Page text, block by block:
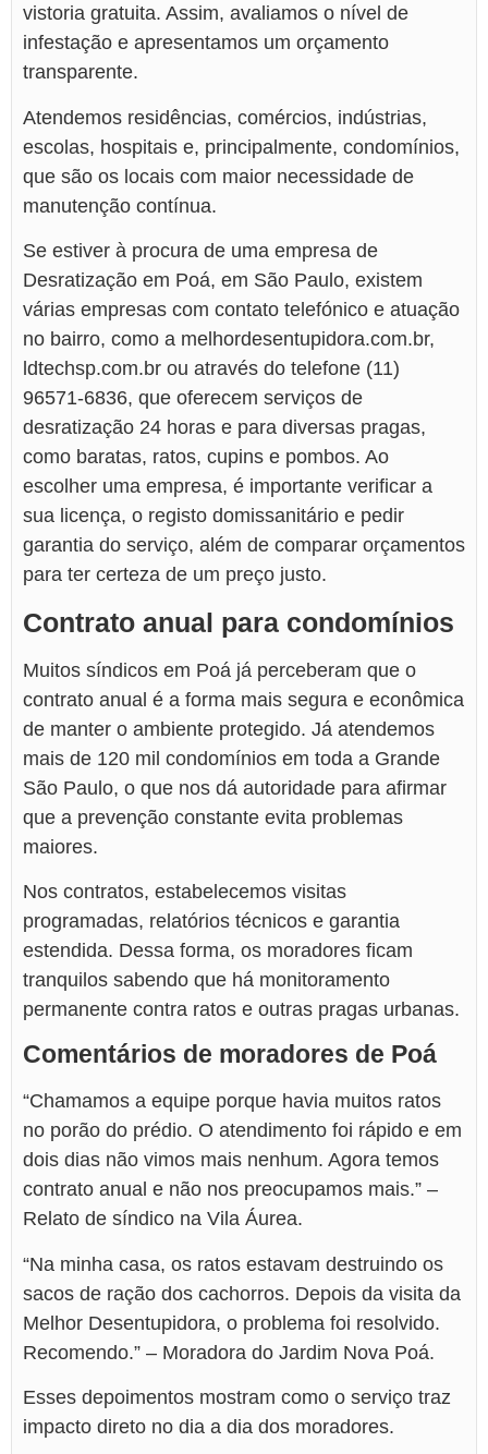
vistoria gratuita. Assim, avaliamos o nível de
infestação e apresentamos um orçamento
transparente.
Atendemos residências, comércios, indústrias,
escolas, hospitais e, principalmente, condomínios,
que são os locais com maior necessidade de
manutenção contínua.
Se estiver à procura de uma empresa de
Desratização em Poá, em São Paulo, existem
várias empresas com contato telefónico e atuação
no bairro, como a melhordesentupidora.com.br,
ldtechsp.com.br ou através do telefone (11)
96571-6836, que oferecem serviços de
desratização 24 horas e para diversas pragas,
como baratas, ratos, cupins e pombos. Ao
escolher uma empresa, é importante verificar a
sua licença, o registo domissanitário e pedir
garantia do serviço, além de comparar orçamentos
para ter certeza de um preço justo.
Contrato anual para condomínios
Muitos síndicos em Poá já perceberam que o
contrato anual é a forma mais segura e econômica
de manter o ambiente protegido. Já atendemos
mais de 120 mil condomínios em toda a Grande
São Paulo, o que nos dá autoridade para afirmar
que a prevenção constante evita problemas
maiores.
Nos contratos, estabelecemos visitas
programadas, relatórios técnicos e garantia
estendida. Dessa forma, os moradores ficam
tranquilos sabendo que há monitoramento
permanente contra ratos e outras pragas urbanas.
Comentários de moradores de Poá
“Chamamos a equipe porque havia muitos ratos
no porão do prédio. O atendimento foi rápido e em
dois dias não vimos mais nenhum. Agora temos
contrato anual e não nos preocupamos mais.” –
Relato de síndico na Vila Áurea.
“Na minha casa, os ratos estavam destruindo os
sacos de ração dos cachorros. Depois da visita da
Melhor Desentupidora, o problema foi resolvido.
Recomendo.” – Moradora do Jardim Nova Poá.
Esses depoimentos mostram como o serviço traz
impacto direto no dia a dia dos moradores.